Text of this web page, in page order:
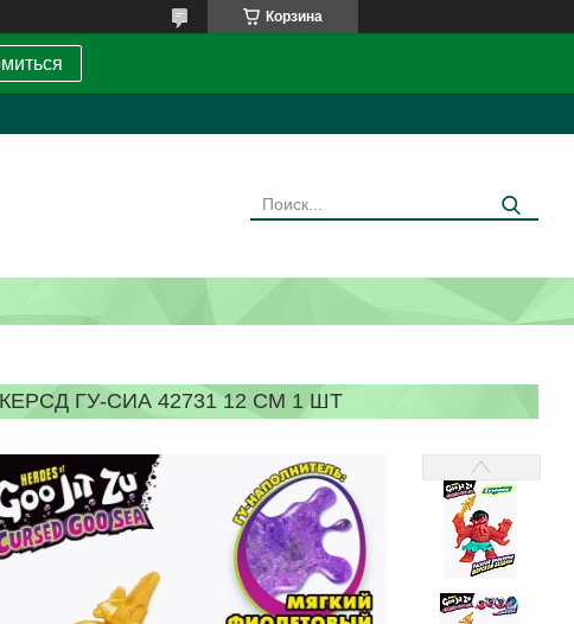
Корзина
ГУ-СИА 42731 12 СМ 1 ШТ